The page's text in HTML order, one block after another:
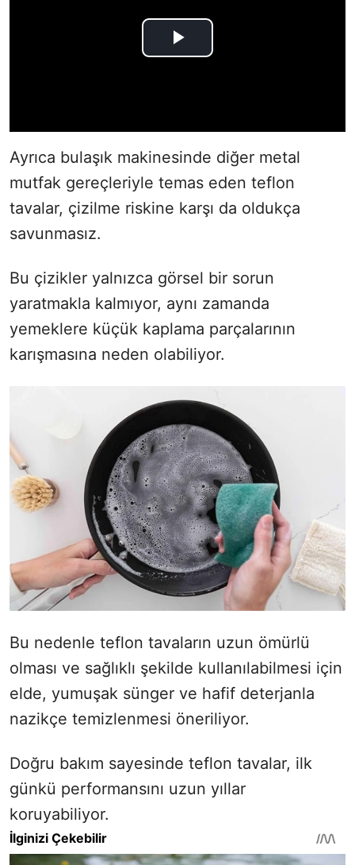
Ayrıca bulaşık makinesinde diğer metal
mutfak gereçleriyle temas eden teflon
tavalar, çizilme riskine karşı da oldukça
savunmasız.
Bu çizikler yalnızca görsel bir sorun
yaratmakla kalmıyor, aynı zamanda
yemeklere küçük kaplama parçalarının
karışmasına neden olabiliyor.
Bu nedenle teflon tavaların uzun ömürlü
olması ve sağlıklı şekilde kullanılabilmesi için
elde, yumuşak sünger ve hafif deterjanla
nazikçe temizlenmesi öneriliyor.
Doğru bakım sayesinde teflon tavalar, ilk
günkü performansını uzun yıllar
koruyabiliyor.